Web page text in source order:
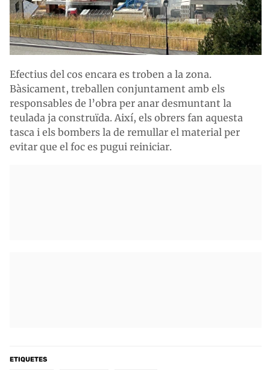
Efectius del cos encara es troben a la zona.
Bàsicament, treballen conjuntament amb els
responsables de l’obra per anar desmuntant la
teulada ja construïda. Així, els obrers fan aquesta
tasca i els bombers la de remullar el material per
evitar que el foc es pugui reiniciar.
ETIQUETES